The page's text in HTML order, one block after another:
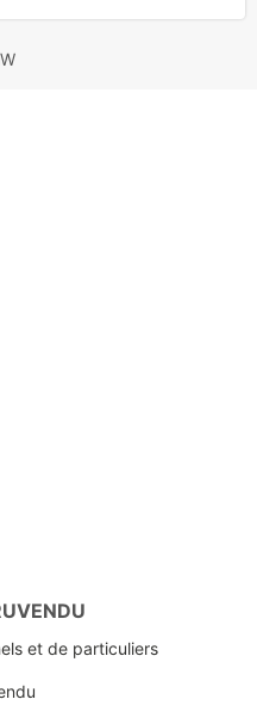
et de particuliers